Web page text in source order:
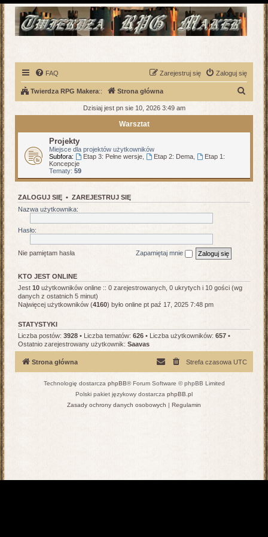
FAQ Zaloguj się
Zarejestruj się
Twierdza RPG Makera:: Strona główna
k
Dzisiaj jest pn sie 10, 2026 3:49 am
Warsztat
Projekty
Miejsce dla projektów użytkowników
Subfora:
Etap 3: Pełne wersje, Etap 2: Dema,
Etap 1:
Koncepcje
Tematy: 59
ZALOGUJ SIĘ • ZAREJESTRUJ SIĘ
Nazwa użytkownika:
Hasło:
Nie pamiętam hasła Zapamiętaj mnie
KTO JEST ONLINE
Jest 10 użytkowników online :: 0 zarejestrowanych, 0 ukrytych i 10 gości (wg
danych z ostatnich 5 minut)
Najwięcej użytkowników (4160) było online pt paź 17, 2025 7:48 pm
STATYSTYKI
Liczba postów: 3928 • Liczba tematów: 626 • Liczba użytkowników: 657 •
Ostatnio zarejestrowany użytkownik: Saavas
Strona główna Strefa czasowa UTC
Technologię dostarcza phpBB® Forum Software © phpBB Limited
Polski pakiet językowy dostarcza phpBB.pl
Zasady ochrony danych osobowych | Regulamin